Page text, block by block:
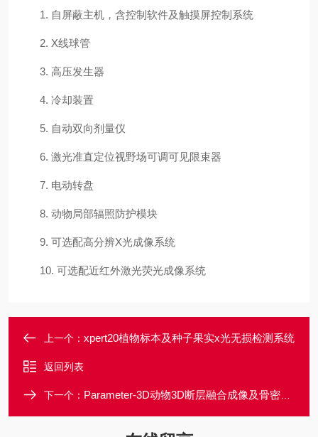
1. 自屏蔽主机，含控制软件及触摸屏控制系统
2. X线球管
3. 高压发生器
4. 冷却装置
5. 自动双向剂量仪
6. 激光准直定位视野场可调可见限束器
7. 电动转盘
8. 动物局部辐照防护模块
9. 可选配高分辨X光成像系统
10. 可选配近红外激光荧光成像系统
上一个： xpert20植物标本及种子果实x光无损检测系统
返回列表
下一个： Parameter-3D动物3D断层融合成像及骨密度分析系统